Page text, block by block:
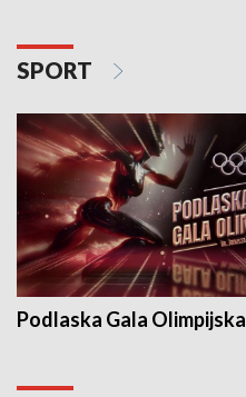
SPORT
Podlaska Gala Olimpijska